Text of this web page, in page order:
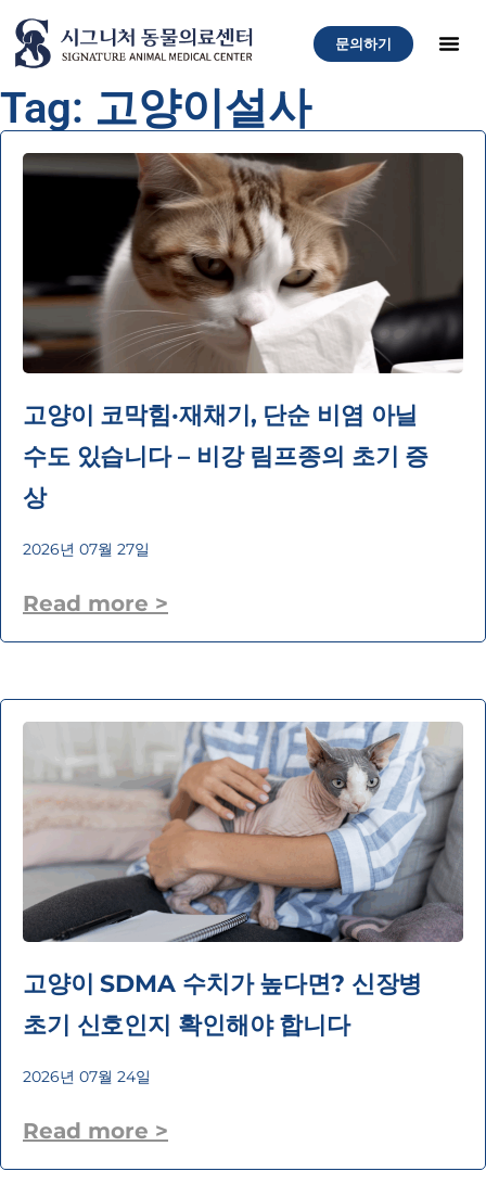
문의하기
Tag: 고양이설사
고양이 코막힘·재채기, 단순 비염 아닐
수도 있습니다 – 비강 림프종의 초기 증
상
2026년 07월 27일
Read more >
고양이 SDMA 수치가 높다면? 신장병
초기 신호인지 확인해야 합니다
2026년 07월 24일
Read more >